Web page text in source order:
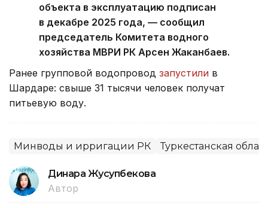
объекта в эксплуатацию подписан
в декабре 2025 года, — сообщил
председатель Комитета водного
хозяйства МВРИ РК Арсен Жаканбаев.
Ранее групповой водопровод запустили в
Шардаре: свыше 31 тысячи человек получат
питьевую воду.
Минводы и ирригации РК Туркестанская
Динара Жусупбекова
Автор